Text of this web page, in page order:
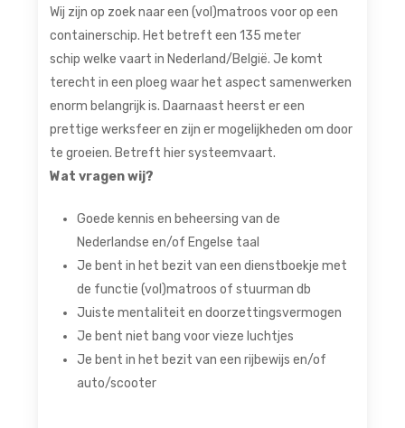
Wij zijn op zoek naar een (vol)matroos voor op een
containerschip. Het betreft een 135 meter
schip welke vaart in Nederland/België. Je komt
terecht in een ploeg waar het aspect samenwerken
enorm belangrijk is. Daarnaast heerst er een
prettige werksfeer en zijn er mogelijkheden om door
te groeien. Betreft hier systeemvaart.
Wat vragen wij?
Goede kennis en beheersing van de
Nederlandse en/of Engelse taal
Je bent in het bezit van een dienstboekje met
de functie (vol)matroos of stuurman db
Juiste mentaliteit en doorzettingsvermogen
Je bent niet bang voor vieze luchtjes
Je bent in het bezit van een rijbewijs en/of
auto/scooter